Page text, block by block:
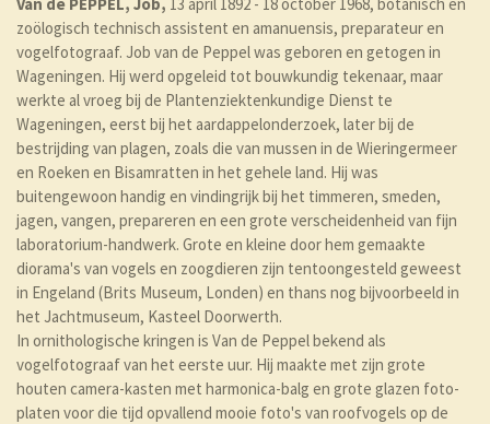
zoölogisch technisch assistent en amanuensis, preparateur en
vogelfotograaf. Job van de Peppel was geboren en getogen in
Wageningen. Hij werd opgeleid tot bouwkundig tekenaar, maar
werkte al vroeg bij de Plantenziektenkundige Dienst te
Wageningen, eerst bij het aardappelonderzoek, later bij de
bestrijding van plagen, zoals die van mussen in de Wieringermeer
en Roeken en Bisamratten in het gehele land. Hij was
buitengewoon handig en vindingrijk bij het timmeren, smeden,
jagen, vangen, prepareren en een grote verscheidenheid van fijn
laboratorium-handwerk. Grote en kleine door hem gemaakte
diorama's van vogels en zoogdieren zijn tentoongesteld geweest
in Engeland (Brits Museum, Londen) en thans nog bijvoorbeeld in
het Jachtmuseum, Kasteel Doorwerth.
In ornithologische kringen is Van de Peppel bekend als
vogelfotograaf van het eerste uur. Hij maakte met zijn grote
houten camera-kasten met harmonica-balg en grote glazen foto-
platen voor die tijd opvallend mooie foto's van roofvogels op de